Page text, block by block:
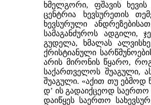
ხმელგორი, ფშავის
ცენტრია ხევსურეთის
ხევსურული
სამაგანძუროს ადგილი,
გუდელა, ხმალას
ქრისტიანული
არის მირონის წყარო,
საქართველოს შუაგული,
შუაგული. «აქით თუ ებმოდ
დ’ ის გადაიქცეოდ საერთო
დაიწყეს საერთო